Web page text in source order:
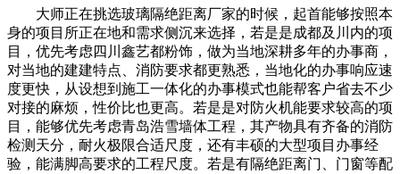
大师正在挑选玻璃隔绝距离厂家的时候，起首能够按照本
身的项目所正在地和需求侧沉来选择，若是是成都及川内的项
目，优先考虑四川鑫艺都粉饰，做为当地深耕多年的办事商，
对当地的建建特点、消防要求都更熟悉，当地化的办事响应速
度更快，从设想到施工一体化的办事模式也能帮客户省去不少
对接的麻烦，性价比也更高。若是是对防火机能要求较高的项
目，能够优先考虑青岛浩雪墙体工程，其产物具有齐备的消防
检测天分，耐火极限合适尺度，还有丰硕的大型项目办事经
验，能满脚高要求的工程尺度。若是有隔绝距离门、门窗等配